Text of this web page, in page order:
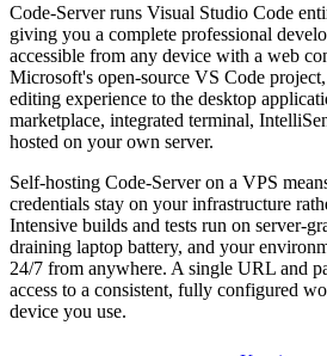
Code-Server runs Visual Studio Code
giving you a complete professional
accessible from any device with a web
Microsoft's open-source VS Code
editing experience to the desktop
marketplace, integrated terminal,
hosted on your own server.
Self-hosting Code-Server on a VPS
credentials stay on your infrastructure
Intensive builds and tests run on server-
draining laptop battery, and your
24/7 from anywhere. A single URL and
access to a consistent, fully configured
device you use.